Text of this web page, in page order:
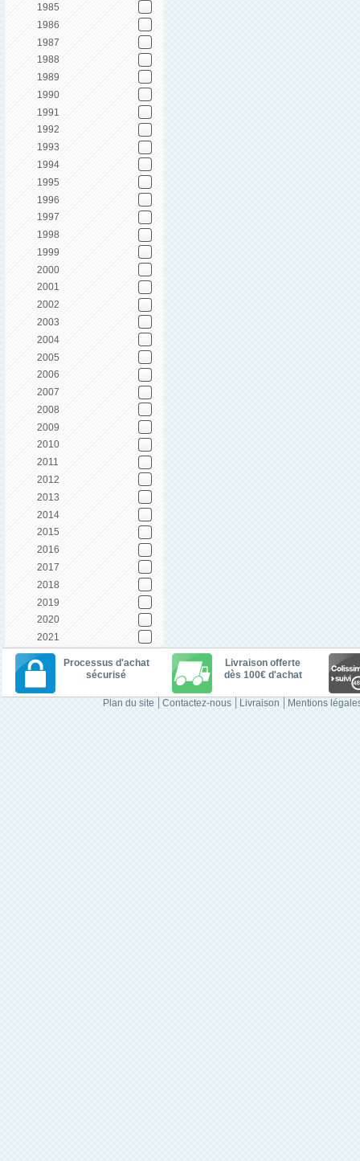
1985
1986
1987
1988
1989
1990
1991
1992
1993
1994
1995
1996
1997
1998
1999
2000
2001
2002
2003
2004
2005
2006
2007
2008
2009
2010
2011
2012
2013
2014
2015
2016
2017
2018
2019
2020
2021
Processus d'achat
sécurisé
Livraison offerte
dès 100€ d'achat
Plan du site Contactez-nous Livraison Mentions